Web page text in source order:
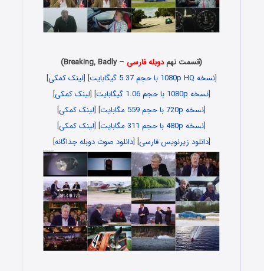
(قسمت نهمدوبله فارسی – Breaking, Badly)
[نسخه 1080p HQ با حجم 5.37 گیگابایت ] [لینک کمکی]
[نسخه 1080p با حجم 1.06 گیگابایت ] [لینک کمکی]
[نسخه 720p با حجم 559 مگابایت ] [لینک کمکی]
[نسخه 480p با حجم 311 مگابایت ] [لینک کمکی]
[دانلود زیرنویس فارسی] [دانلود صوت دوبله جداگانه]